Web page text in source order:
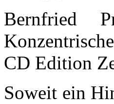
Bernfried
CD Edition
Soweit ein